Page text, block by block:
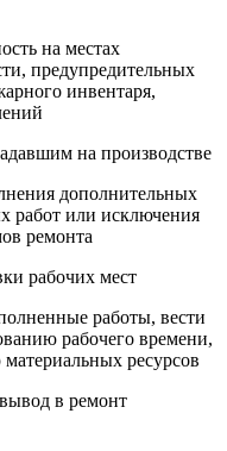
на местах
предупредительных
инвентаря,
на производстве
дополнительных
работ или исключения
ремонта
рабочих мест
работы, вести
рабочего времени,
ресурсов
в ремонт